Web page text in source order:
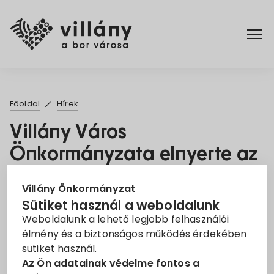
Villány Önkormányzat
Sütiket használ a weboldalunk
Weboldalunk a lehető legjobb felhasználói
élmény és a biztonságos működés érdekében
sütiket használ.
Az Ön adatainak védelme fontos a
Elérhetőségek
Hírek
Rendelettár
Pályázatok
Dokumentumok
Főoldal Hírek
Villány Város
Önkormányzata elnyerte az
Önkormányzat címet
2024. Jún. 4.
Energiahatékony Önkormányzat